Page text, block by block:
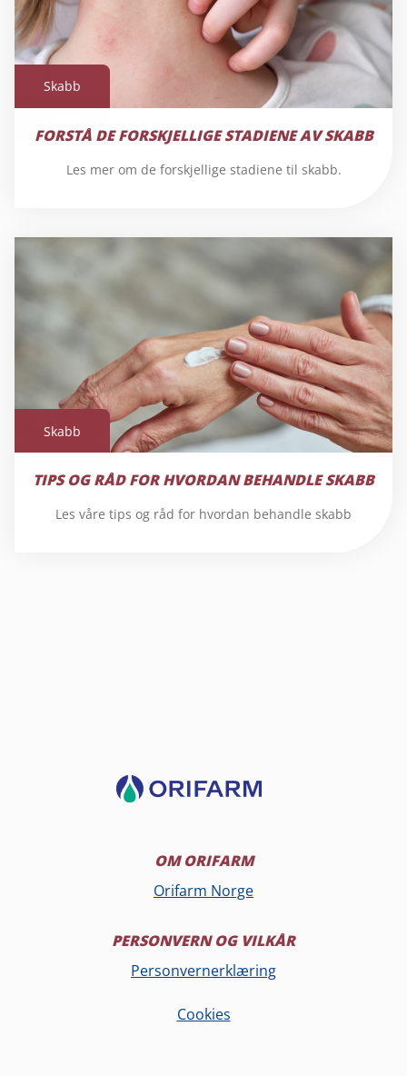
Skabb
FORSTÅ DE FORSKJELLIGE STADIENE AV SKABB
Les mer om de forskjellige stadiene til skabb.
Skabb
TIPS OG RÅD FOR HVORDAN BEHANDLE SKABB
Les våre tips og råd for hvordan behandle skabb
OM ORIFARM
Orifarm Norge
PERSONVERN OG VILKÅR
Personvernerklæring
Cookies